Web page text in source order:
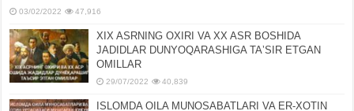
03/02/2022 47,916
XIX ASRNING OXIRI VA XX ASR BOSHIDA
JADIDLAR DUNYOQARASHIGA TAʼSIR ETGAN
OMILLAR
29/07/2022 40,839
ISLOMDA OILA MUNOSABATLARI VA ER-XOTIN